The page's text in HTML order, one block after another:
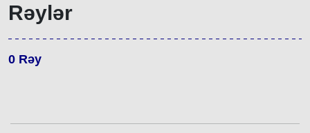
Rəylər
0 Rəy